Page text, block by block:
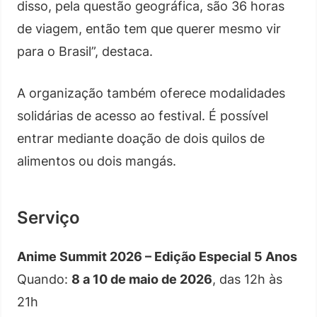
disso, pela questão geográfica, são 36 horas
de viagem, então tem que querer mesmo vir
para o Brasil”, destaca.
A organização também oferece modalidades
solidárias de acesso ao festival. É possível
entrar mediante doação de dois quilos de
alimentos ou dois mangás.
Serviço
Anime Summit 2026 – Edição Especial 5 Anos
Quando: 8 a 10 de maio de 2026, das 12h às
21h